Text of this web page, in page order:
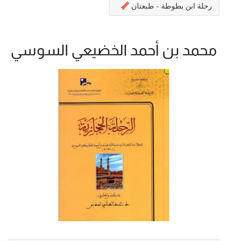
رحلة ابن بطوطة - طبعتان
محمد بن أحمد الخضيعي السوسي